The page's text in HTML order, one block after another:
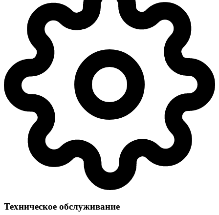
Техническое обслуживание